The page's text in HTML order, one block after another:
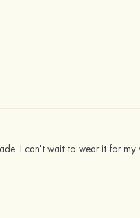
I can't wait to wear it for